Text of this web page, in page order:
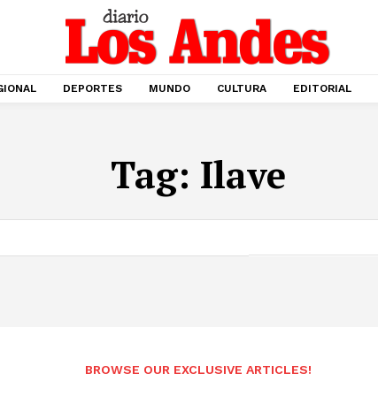
DEPORTES MUNDO CULTURA EDITORIAL
Tag: Ilave
BROWSE OUR EXCLUSIVE ARTICLES!